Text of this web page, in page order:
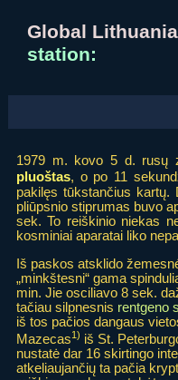
Global
station:
1979 m. kovo 5 d. rusų
pluoštas, o po 11
pakilęs tūkstančius kartų.
pliūpsnio stiprumas buvo
sek. To reiškinio niekas
kosminiai aparatai liko
Iš paskos atsklido
„minkštesni“ gama
min. Jie osciliavo 8 sek.
tačiau silpnesnis rentgeno
iš tos pačios dangaus
Mazecas1) iš St.
nustatė dar 16 skirtingo
atkeliaujančių ta pačia